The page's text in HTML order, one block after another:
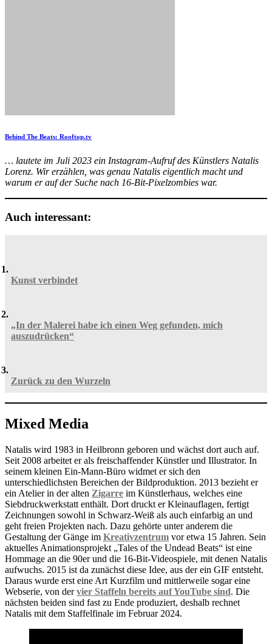
Behind The Beats: Rooftop.tv
… lautete im Juli 2023 ein Instagram-Aufruf des Künstlers Natalis
Lorenz. Wir erzählen, was genau Natalis eigentlich macht und
warum er auf der Suche nach 16-Bit-Pixelzombies war.
Auch interessant:
Kunst verbindet
„In der Malerei habe ich einen Weg gefunden, mich
auszudrücken“
Zurück zu den Wurzeln
Mixed Media
Natalis wird 1983 in Heilbronn geboren und wächst dort auch auf.
Seit 2008 arbeitet er als freischaffender Künstler und Illustrator. In
seinem kleinen Ein-Mann-Büro widmet er sich den
unterschiedlichsten Bereichen der Bildproduktion. 2013 bezieht er
ein Atelier in der alten Zigarre im Künstlerhaus, welches eine
Siebdruckwerkstatt enthält. Dort druckt er Kleinauflagen, fertigt
Zeichnungen sowohl in Schwarz-Weiß als auch einfarbig an und
geht freien Projekten nach. Dazu gehörte unter anderem die
Gestaltung der Gänge im Kreativzentrum vor etwa 15 Jahren. Sein
aktuelles Animationsprojekt „Tales of the Undead Beats“ ist eine
Hommage an die 90er und die 16-Bit-Videospiele, mit denen Natalis
aufwuchs. 2015 ist da zunächst diese Idee, aus der ein GIF entsteht.
Daraus wurde erst eine Art Kurzfilm und mittlerweile sogar eine
Webserie, von dervier Staffeln bereits auf YouTube sind. Die
nächsten beiden sind fast zu Ende produziert, deshalb rechnet
Natalis mit dem Staffelfinale im Februar 2024.